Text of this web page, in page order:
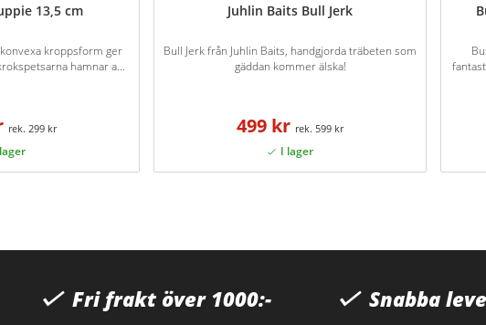
13,5 cm
kroppsform ger
hamnar a...
299 kr
Juhlin Baits Bull Jerk
Bull Jerk från Juhlin Baits, handgjorda träbeten som
gäddan kommer älska!
499 kr 599 kr
Fri frakt över 1000:- Snabba